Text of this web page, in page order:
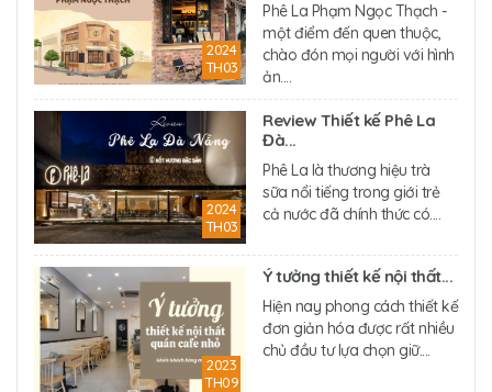
2024
TH03
Phê La Phạm Ngọc Thạch -
một điểm đến quen thuộc,
chào đón mọi người với hình
ản....
2024
TH03
Review Thiết kế Phê La
Đà...
Phê La là thương hiệu trà
sữa nổi tiếng trong giới trẻ
cả nước đã chính thức có....
2023
TH09
Ý tưởng thiết kế nội thất...
Hiện nay phong cách thiết kế
đơn giản hóa được rất nhiều
chủ đầu tư lựa chọn giữ....